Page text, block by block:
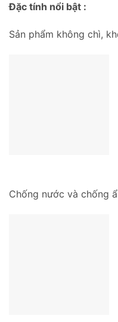
Đặc tính nổi bật :
Sản phẩm không chì,
Chống nước và chống